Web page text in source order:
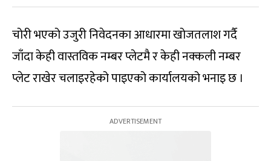
चोरी भएको उजुरी निवेदनका आधारमा खोजतलाश गर्दै
जाँदा केही वास्तविक नम्बर प्लेटमै र केही नक्कली नम्बर
प्लेट राखेर चलाइरहेको पाइएको कार्यालयको भनाइ छ ।